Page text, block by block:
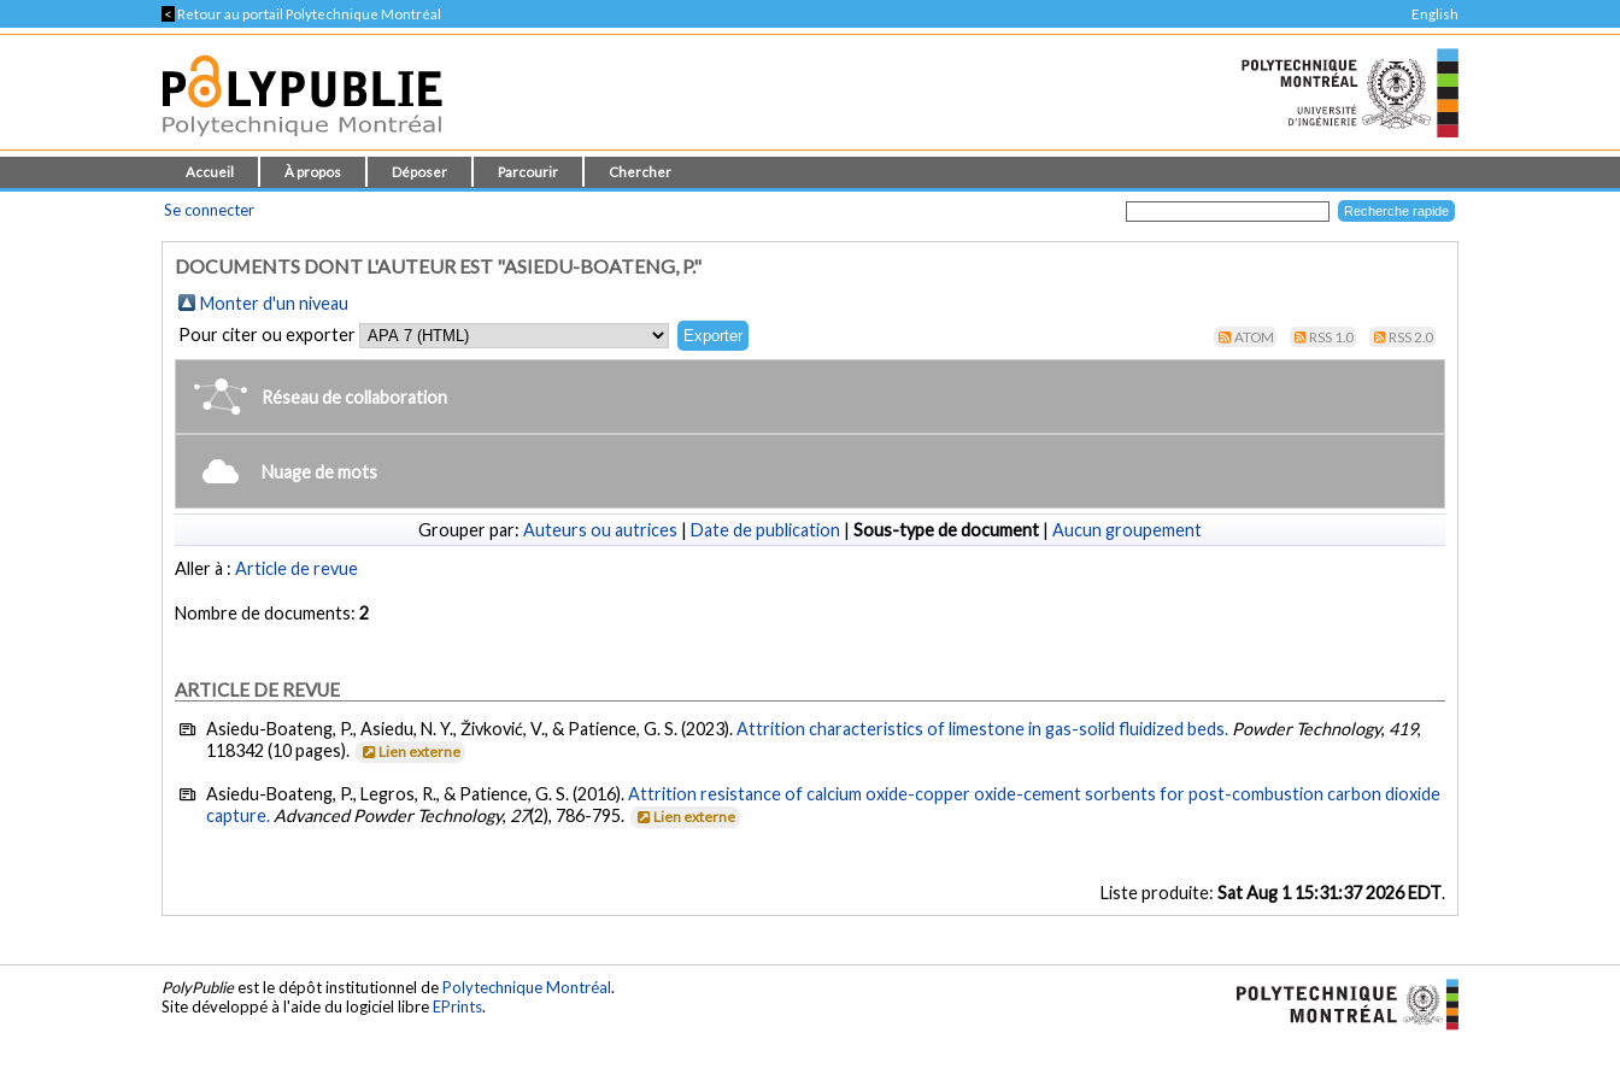
< Retour au portail Polytechnique Montréal English
Accueil À propos Déposer Parcourir Chercher
Se connecter
DOCUMENTS DONT L'AUTEUR EST "ASIEDU-BOATENG, P."
Monter d'un niveau
Pour citer ou exporter
ATOM RSS 1.0 RSS 2.0
Réseau de collaboration
Nuage de mots
Grouper par: Auteurs ou autrices | Date de publication | Sous-type de document | Aucun groupement
Aller à :Article de revue
Nombre de documents:2
ARTICLE DE REVUE
Asiedu-Boateng, P., Asiedu, N. Y., Živković, V., & Patience, G. S. (2023).Attrition characteristics of limestone in gas-solid fluidized beds. Powder Technology, 419,
118342 (10 pages).
Lien externe
Asiedu-Boateng, P., Legros, R., & Patience, G. S. (2016).Attrition resistance of calcium oxide-copper oxide-cement sorbents for post-combustion carbon dioxide
capture. Advanced Powder Technology, 27(2), 786-795. Lien externe
Liste produite: Sat Aug 1 15:31:37 2026 EDT.
PolyPublieest le dépôt institutionnel dePolytechnique Montréal.
Site développé à l'aide du logiciel libreEPrints.